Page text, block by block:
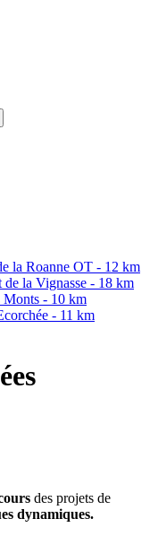
la Roanne OT - 12 km
la Vignasse - 18 km
Monts - 10 km
- 11 km
des projets de
dynamiques.